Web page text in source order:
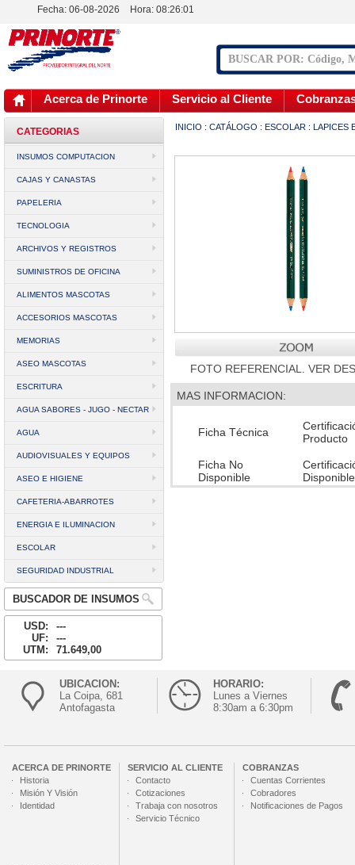
Fecha: 06-08-2026 Hora: 08:26:01
Acerca de Prinorte Servicio al Cliente
CATEGORIAS
INSUMOS COMPUTACION
CAJAS Y CANASTAS
PAPELERIA
TECNOLOGIA
ARCHIVOS Y REGISTROS
SUMINISTROS DE OFICINA
ALIMENTOS MASCOTAS
ACCESORIOS MASCOTAS
MEMORIAS
ASEO MASCOTAS
ESCRITURA
AGUA SABORES - JUGO - NECTAR
AGUA
AUDIOVISUALES Y EQUIPOS
ASEO E HIGIENE
CAFETERIA-ABARROTES
ENERGIA E ILUMINACION
ESCOLAR
SEGURIDAD INDUSTRIAL
BUSCADOR DE INSUMOS
USD:
---
UF:
---
UTM:
71.649,00
INICIO : CATÁLOGO : ESCOLAR : LAPICES
FOTO REFERENCIAL. VER
MAS INFORMACION:
Ficha Técnica
Producto
Ficha No
Disponible
Disponible
UBICACION:
La Coipa, 681
Antofagasta
HORARIO:
Lunes a Viernes
8:30am a 6:30pm
ACERCA DE PRINORTE
Historia
Misión Y Visión
Identidad
SERVICIO AL CLIENTE
Contacto
Cotizaciones
Trabaja con nosotros
Servicio Técnico
COBRANZAS
Cuentas Corrientes
Cobradores
Notificaciones de Pagos